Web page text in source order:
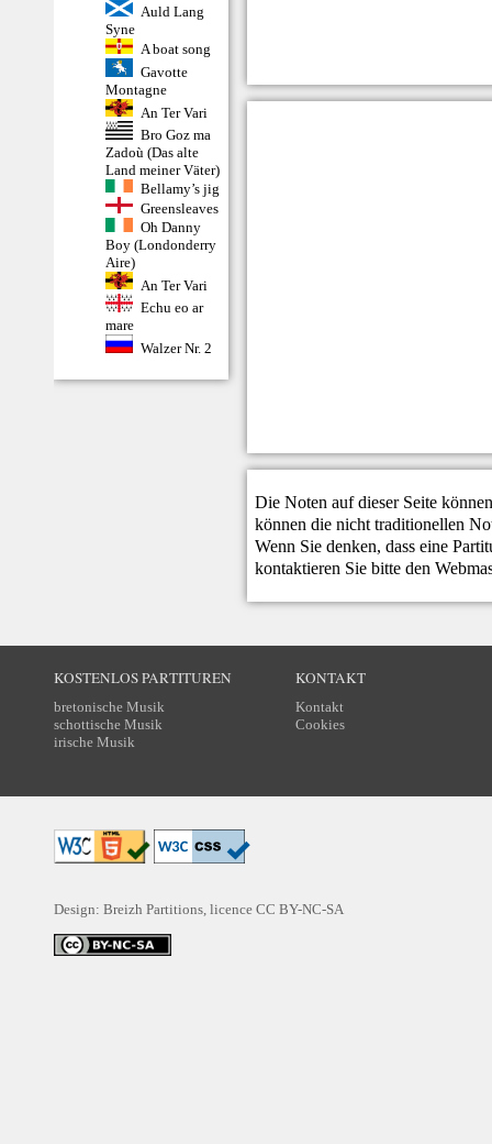
Auld Lang
Syne
A boat song
Gavotte
Montagne
An Ter Vari
Bro Goz ma
Zadoù (Das alte
Land meiner Väter)
Bellamy’s jig
Greensleaves
Oh Danny
Boy (Londonderry
Aire)
An Ter Vari
Echu eo ar
mare
Walzer Nr. 2
Die Noten auf dieser Seite
können die nicht traditionellen
Wenn Sie denken, dass eine
kontaktieren Sie bitte den
KOSTENLOS PARTITUREN
bretonische Musik
schottische Musik
irische Musik
KONTAKT
Kontakt
Cookies
Design: Breizh Partitions, licence CC BY-NC-SA